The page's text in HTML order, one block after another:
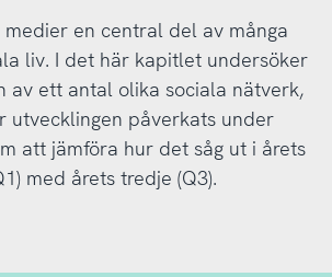
en central del av många
liv. I det här kapitlet undersöker
av ett antal olika sociala nätverk,
utvecklingen påverkats under
att jämföra hur det såg ut i årets
med årets tredje (Q3).